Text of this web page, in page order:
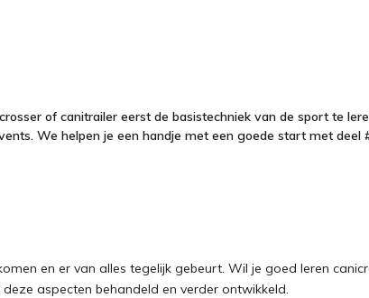
of canitrailer eerst de basistechniek van de sport te
We helpen je een handje met een goede start met deel
en er van alles tegelijk gebeurt. Wil je goed leren
aspecten behandeld en verder ontwikkeld.